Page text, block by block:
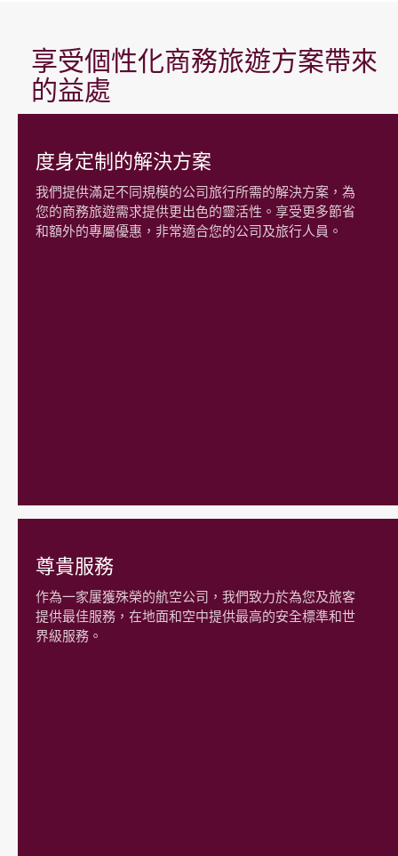
享受個性化商務旅遊方案帶來
的益處
度身定制的解決方案
我們提供滿足不同規模的公司旅行所需的解決方案，為
您的商務旅遊需求提供更出色的靈活性。享受更多節省
和額外的專屬優惠，非常適合您的公司及旅行人員。
尊貴服務
作為一家屢獲殊榮的航空公司，我們致力於為您及旅客
提供最佳服務，在地面和空中提供最高的安全標準和世
界級服務。